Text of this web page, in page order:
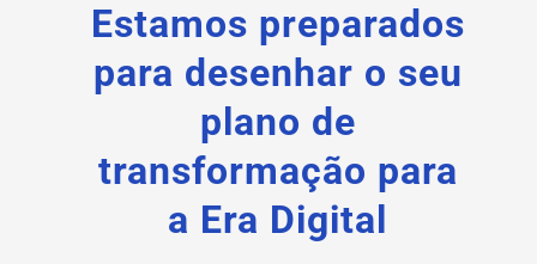
Estamos preparados
para desenhar o seu
plano de
transformação para
a Era Digital